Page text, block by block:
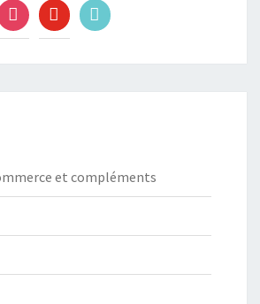
youtubetiktok
et compléments